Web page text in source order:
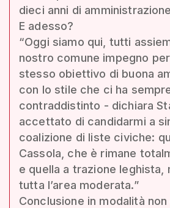
dieci anni di
E adesso?
“Oggi siamo qui, tutti
nostro comune impegno
stesso obiettivo di buona
con lo stile che ci ha
contraddistinto - dichiara
accettato di candidarmi a
coalizione di liste civiche:
Cassola, che è rimane
e quella a trazione leghista,
tutta l’area moderata.”
Conclusione in modalità non